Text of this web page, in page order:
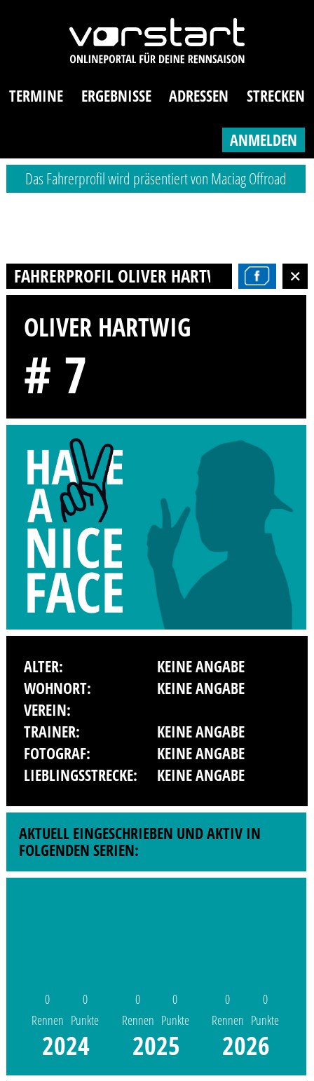
TERMINE ERGEBNISSE ADRESSEN STRECKEN
ANMELDEN
Das Fahrerprofil wird präsentiert von Maciag Offroad
FAHRERPROFIL OLIVER HARTWIG
OLIVER HARTWIG
# 7
ALTER:
KEINE ANGABE
WOHNORT:
KEINE ANGABE
VEREIN:
TRAINER:
KEINE ANGABE
FOTOGRAF:
KEINE ANGABE
LIEBLINGSSTRECKE:
KEINE ANGABE
AKTUELL EINGESCHRIEBEN UND AKTIV IN
FOLGENDEN SERIEN:
0
Rennen
0
Punkte
2024
0
Rennen
0
Punkte
2025
0
Rennen
0
Punkte
2026